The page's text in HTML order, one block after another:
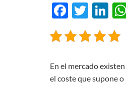
En el mercado
el coste que supone